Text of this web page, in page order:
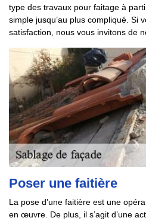
type des travaux pour faitage à
simple jusqu’au plus compliqué. Si
satisfaction, nous vous invitons de
Poser une faitière
La pose d’une faitière est une
en œuvre. De plus, il s’agit d’une